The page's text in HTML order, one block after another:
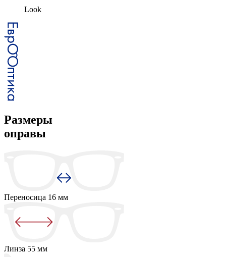
Look
Размеры
оправы
Переносица 16 мм
Линза 55 мм